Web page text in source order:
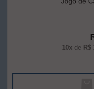
10x de R$